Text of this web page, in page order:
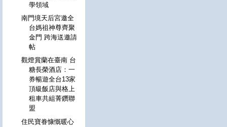
學領域
南門境天后宮邀全
台媽祖神尊齊聚
金門 跨海送邀請
帖
觀燈賞蘭在臺南 台
糖長榮酒店：一
券暢遊全台13家
頂級飯店與格上
租車共組菁鑽聯
盟
住民寶眷慷慨暖心